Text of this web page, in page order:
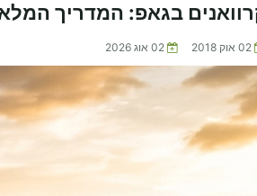
בגאפ: המדריך
02 אוק 2018 02 אוג 2026